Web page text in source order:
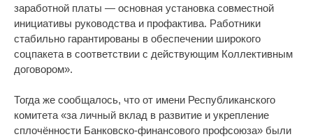
заработной платы — основная установка совместной
инициативы руководства и профактива. Работники
стабильно гарантированы в обеспечении широкого
соцпакета в соответствии с действующим Коллективным
договором».
Тогда же сообщалось, что от имени Республиканского
комитета «за личный вклад в развитие и укрепление
сплочённости Банковско-финансового профсоюза» были